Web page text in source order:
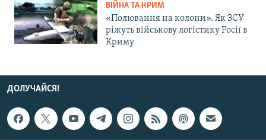
ВІЙНА ТА КРИМ
«Полювання на колони». Як ЗСУ
ріжуть військову логістику Росії в
Криму
ДОЛУЧАЙСЯ!